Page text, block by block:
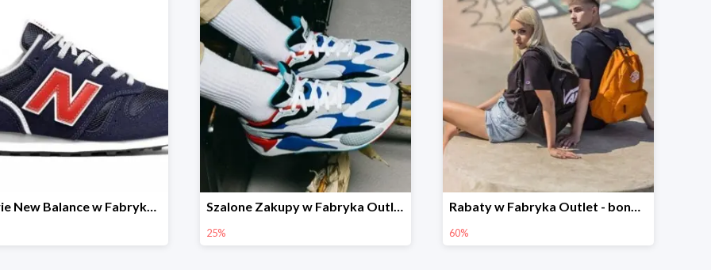
Obuwie New Balance w Fabryka Outlet -30% Szalone Zakupy w Fabryka Outlet -25%
25%
Rabaty w Fabryka Outlet - bonusy -60% i dodatkowe -30%
60%